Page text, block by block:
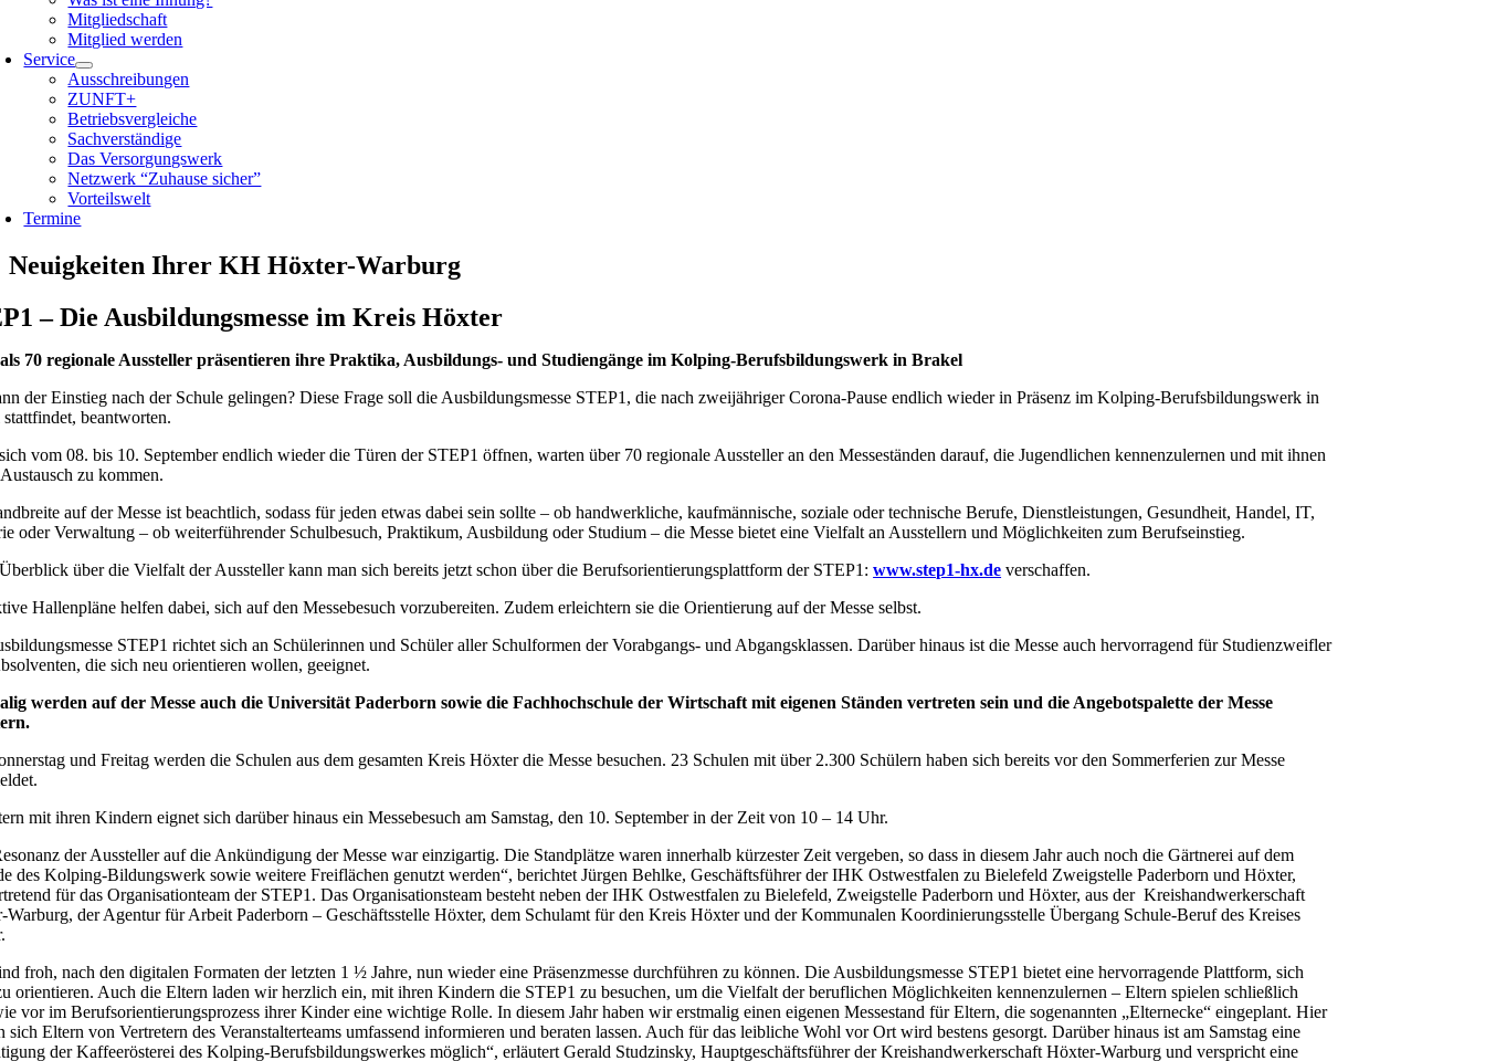
Mitgliedschaft
Mitglied werden
Service
Ausschreibungen
ZUNFT+
Betriebsvergleiche
Sachverständige
Das Versorgungswerk
Netzwerk “Zuhause sicher”
Vorteilswelt
Termine
Neuigkeiten Ihrer KH Höxter-Warburg
– Die Ausbildungsmesse im Kreis Höxter
70 regionale Aussteller präsentieren ihre Praktika, Ausbildungs- und Studiengänge im Kolping-Berufsbildungswerk in Brakel
der Einstieg nach der Schule gelingen? Diese Frage soll die Ausbildungsmesse STEP1, die nach zweijähriger Corona-Pause endlich wieder in Präsenz im Kolping-Berufsbildungswerk in
beantworten.
vom 08. bis 10. September endlich wieder die Türen der STEP1 öffnen, warten über 70 regionale Aussteller an den Messeständen darauf, die Jugendlichen kennenzulernen und mit ihnen
zu kommen.
auf der Messe ist beachtlich, sodass für jeden etwas dabei sein sollte – ob handwerkliche, kaufmännische, soziale oder technische Berufe, Dienstleistungen, Gesundheit, Handel, IT,
oder Verwaltung – ob weiterführender Schulbesuch, Praktikum, Ausbildung oder Studium – die Messe bietet eine Vielfalt an Ausstellern und Möglichkeiten zum Berufseinstieg.
über die Vielfalt der Aussteller kann man sich bereits jetzt schon über die Berufsorientierungsplattform der STEP1:www.step1-hx.de verschaffen.
Hallenpläne helfen dabei, sich auf den Messebesuch vorzubereiten. Zudem erleichtern sie die Orientierung auf der Messe selbst.
STEP1 richtet sich an Schülerinnen und Schüler aller Schulformen der Vorabgangs- und Abgangsklassen. Darüber hinaus ist die Messe auch hervorragend für Studienzweifler
die sich neu orientieren wollen, geeignet.
werden auf der Messe auch die Universität Paderborn sowie die Fachhochschule der Wirtschaft mit eigenen Ständen vertreten sein und die Angebotspalette der Messe
und Freitag werden die Schulen aus dem gesamten Kreis Höxter die Messe besuchen. 23 Schulen mit über 2.300 Schülern haben sich bereits vor den Sommerferien zur Messe
mit ihren Kindern eignet sich darüber hinaus ein Messebesuch am Samstag, den 10. September in der Zeit von 10 – 14 Uhr.
der Aussteller auf die Ankündigung der Messe war einzigartig. Die Standplätze waren innerhalb kürzester Zeit vergeben, so dass in diesem Jahr auch noch die Gärtnerei auf dem
des Kolping-Bildungswerk sowie weitere Freiflächen genutzt werden“, berichtet Jürgen Behlke, Geschäftsführer der IHK Ostwestfalen zu Bielefeld Zweigstelle Paderborn und Höxter,
für das Organisationteam der STEP1. Das Organisationsteam besteht neben der IHK Ostwestfalen zu Bielefeld, Zweigstelle Paderborn und Höxter, aus der Kreishandwerkerschaft
Warburg, der Agentur für Arbeit Paderborn – Geschäftsstelle Höxter, dem Schulamt für den Kreis Höxter und der Kommunalen Koordinierungsstelle Übergang Schule-Beruf des Kreises
froh, nach den digitalen Formaten der letzten 1 ½ Jahre, nun wieder eine Präsenzmesse durchführen zu können. Die Ausbildungsmesse STEP1 bietet eine hervorragende Plattform, sich
orientieren. Auch die Eltern laden wir herzlich ein, mit ihren Kindern die STEP1 zu besuchen, um die Vielfalt der beruflichen Möglichkeiten kennenzulernen – Eltern spielen schließlich
vor im Berufsorientierungsprozess ihrer Kinder eine wichtige Rolle. In diesem Jahr haben wir erstmalig einen eigenen Messestand für Eltern, die sogenannten „Elternecke“ eingeplant. Hier
sich Eltern von Vertretern des Veranstalterteams umfassend informieren und beraten lassen. Auch für das leibliche Wohl vor Ort wird bestens gesorgt. Darüber hinaus ist am Samstag eine
der Kaffeerösterei des Kolping-Berufsbildungswerkes möglich“, erläutert Gerald Studzinsky, Hauptgeschäftsführer der Kreishandwerkerschaft Höxter-Warburg und verspricht eine